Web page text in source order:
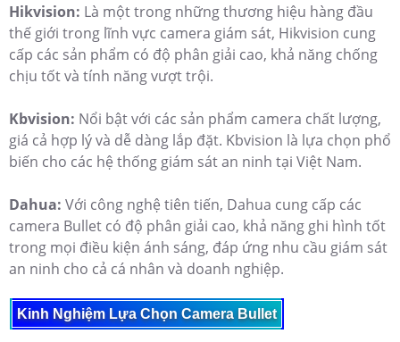
Hikvision: Là một trong những thương hiệu hàng đầu
thế giới trong lĩnh vực camera giám sát, Hikvision cung
cấp các sản phẩm có độ phân giải cao, khả năng chống
chịu tốt và tính năng vượt trội.
Kbvision: Nổi bật với các sản phẩm camera chất lượng,
giá cả hợp lý và dễ dàng lắp đặt. Kbvision là lựa chọn phổ
biến cho các hệ thống giám sát an ninh tại Việt Nam.
Dahua: Với công nghệ tiên tiến, Dahua cung cấp các
camera Bullet có độ phân giải cao, khả năng ghi hình tốt
trong mọi điều kiện ánh sáng, đáp ứng nhu cầu giám sát
an ninh cho cả cá nhân và doanh nghiệp.
Kinh Nghiệm Lựa Chọn Camera Bullet